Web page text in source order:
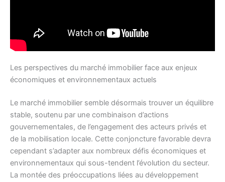
Les perspectives du marché immobilier face aux enjeux
économiques et environnementaux actuels
Le marché immobilier semble désormais trouver un équilibre
stable, soutenu par une combinaison d’actions
gouvernementales, de l’engagement des acteurs privés et
de la mobilisation locale. Cette conjoncture favorable devra
cependant s’adapter aux nombreux défis économiques et
environnementaux qui sous-tendent l’évolution du secteur.
La montée des préoccupations liées au développement